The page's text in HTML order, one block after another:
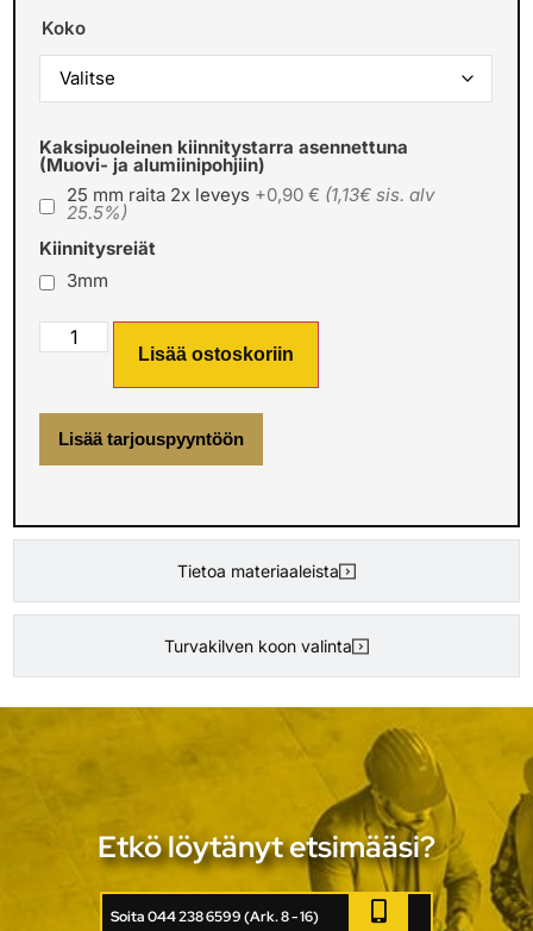
Tietoa materiaaleista
Turvakilven koon valinta
Koko
Kaksipuoleinen kiinnitystarra asennettuna
(Muovi- ja alumiinipohjiin)
25 mm raita 2x leveys +0,90 € (1,13€ sis. alv
25.5%)
Kiinnitysreiät
3mm
Lisää ostoskoriin
Lisää tarjouspyyntöön
Etkö löytänyt etsimääsi?
Soita 044 238 6599 (Ark. 8 - 16)